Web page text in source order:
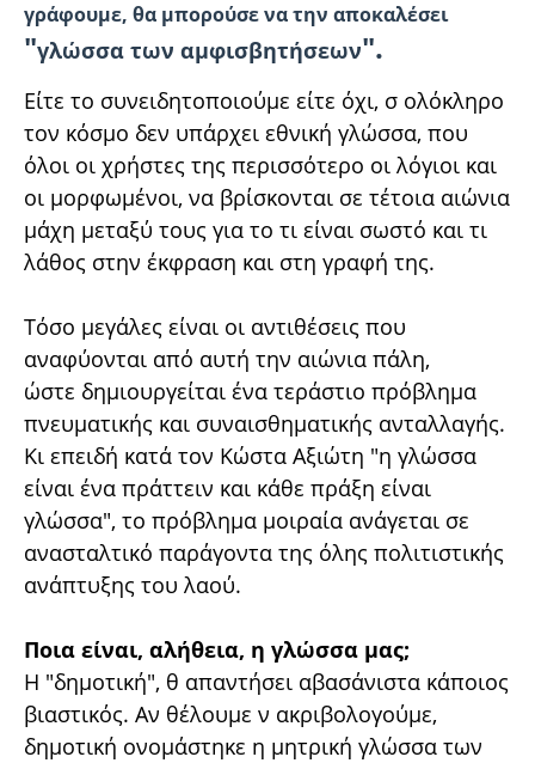
γράφουμε, θα μπορούσε να την αποκαλέσει
"γλώσσα των αμφισβητήσεων".
Είτε το συνειδητοποιούμε είτε όχι, σ ολόκληρο
τον κόσμο δεν υπάρχει εθνική γλώσσα, που
όλοι οι χρήστες της περισσότερο οι λόγιοι και
οι μορφωμένοι, να βρίσκονται σε τέτοια αιώνια
μάχη μεταξύ τους για το τι είναι σωστό και τι
λάθος στην έκφραση και στη γραφή της.
Τόσο μεγάλες είναι οι αντιθέσεις που
αναφύονται από αυτή την αιώνια πάλη,
ώστε δημιουργείται ένα τεράστιο πρόβλημα
πνευματικής και συναισθηματικής ανταλλαγής.
Κι επειδή κατά τον Κώστα Αξιώτη "η γλώσσα
είναι ένα πράττειν και κάθε πράξη είναι
γλώσσα", το πρόβλημα μοιραία ανάγεται σε
ανασταλτικό παράγοντα της όλης πολιτιστικής
ανάπτυξης του λαού.
Ποια είναι, αλήθεια, η γλώσσα μας;
Η "δημοτική", θ απαντήσει αβασάνιστα κάποιος
βιαστικός. Αν θέλουμε ν ακριβολογούμε,
δημοτική ονομάστηκε η μητρική γλώσσα των